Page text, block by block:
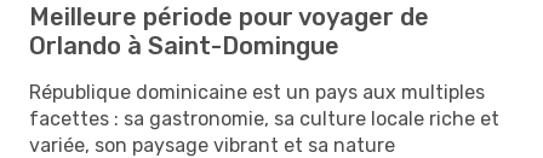
Meilleure période pour voyager de
Orlando à Saint-Domingue
République dominicaine est un pays aux multiples
facettes : sa gastronomie, sa culture locale riche et
variée, son paysage vibrant et sa nature